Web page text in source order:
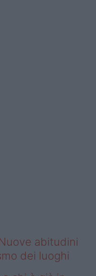
abitudini
dei luoghi